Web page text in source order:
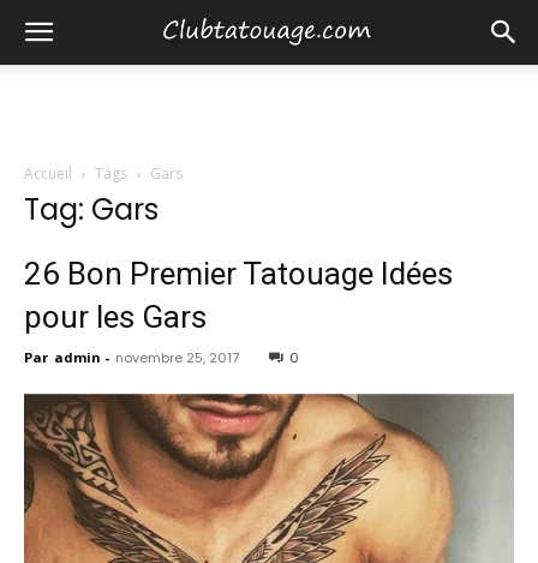
Accueil Tags Gars
Tag: Gars
26 Bon Premier Tatouage Idées
pour les Gars
Par admin - novembre 25, 2017 0